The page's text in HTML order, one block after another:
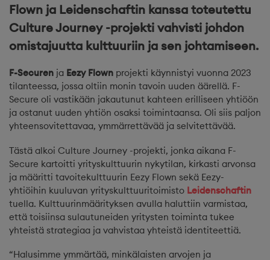
Flown ja Leidenschaftin kanssa toteutettu
Culture Journey -projekti vahvisti johdon
omistajuutta kulttuuriin ja sen johtamiseen.
F-Securen ja Eezy Flown projekti käynnistyi vuonna 2023
tilanteessa, jossa oltiin monin tavoin uuden äärellä. F-
Secure oli vastikään jakautunut kahteen erilliseen yhtiöön
ja ostanut uuden yhtiön osaksi toimintaansa. Oli siis paljon
yhteensovitettavaa, ymmärrettävää ja selvitettävää.
Tästä alkoi Culture Journey -projekti, jonka aikana F-
Secure kartoitti yrityskulttuurin nykytilan, kirkasti arvonsa
ja määritti tavoitekulttuurin Eezy Flown sekä Eezy-
yhtiöihin kuuluvan yrityskulttuuritoimisto Leidenschaftin
tuella. Kulttuurinmäärityksen avulla haluttiin varmistaa,
että toisiinsa sulautuneiden yritysten toiminta tukee
yhteistä strategiaa ja vahvistaa yhteistä identiteettiä.
“Halusimme ymmärtää, minkälaisten arvojen ja